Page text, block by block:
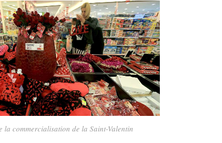
la commercialisation de la Saint-Valentin